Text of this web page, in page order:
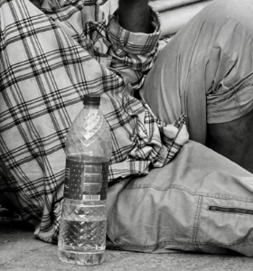
15/03/2016
Syrie, 5 années de soutien
du début de la guerre en
la région depuis plusieurs années.